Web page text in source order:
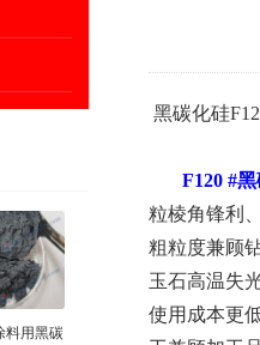
料用黑碳
黑碳化硅
F120 #
粒棱角锋利
粗粒度兼顾
玉石高温失
使用成本更